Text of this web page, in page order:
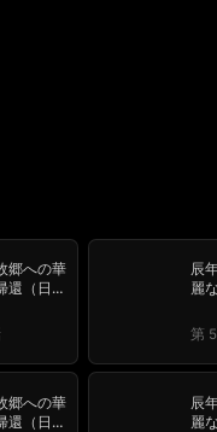
郷への華
還（日本
辰
麗
第
郷への華
還（日本
辰
麗